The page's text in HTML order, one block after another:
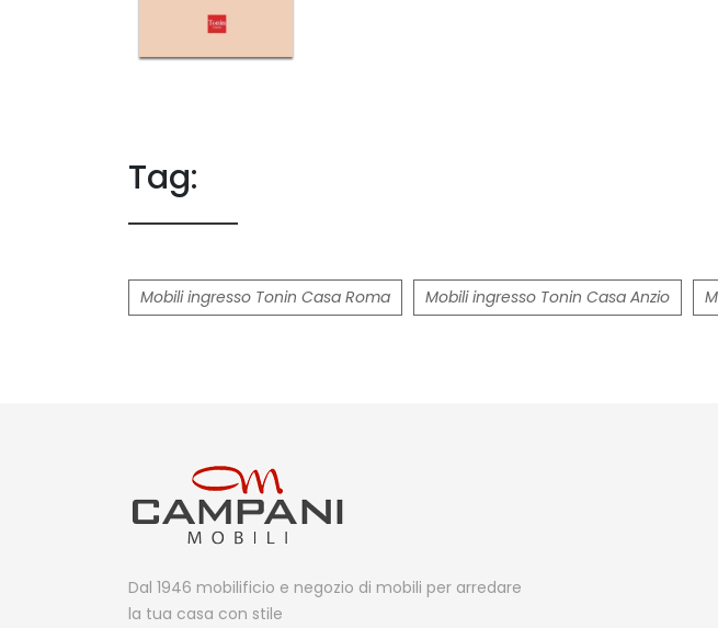
Tag:
Mobili ingresso Tonin Casa Roma Mobili ingresso Tonin Casa Anzio
Dal 1946 mobilificio e negozio di mobili per arredare
la tua casa con stile